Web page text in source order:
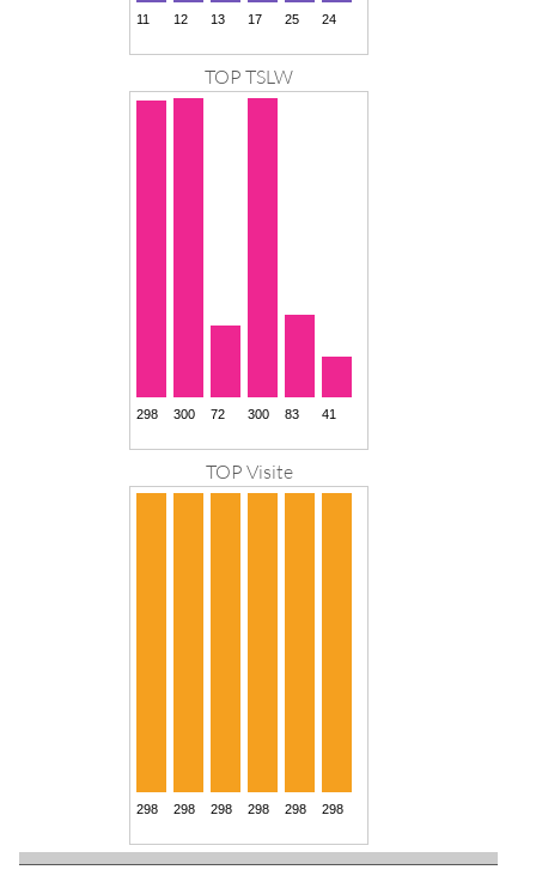
TOP TSLW
TOP Visite